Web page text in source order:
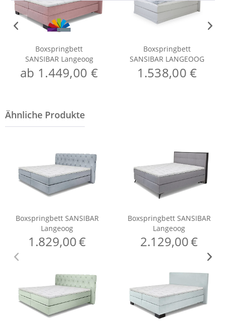
Boxspringbett
SANSIBAR Langeoog
ab 1.449,00 €
Boxspringbett
SANSIBAR LANGEOOG
1.538,00 €